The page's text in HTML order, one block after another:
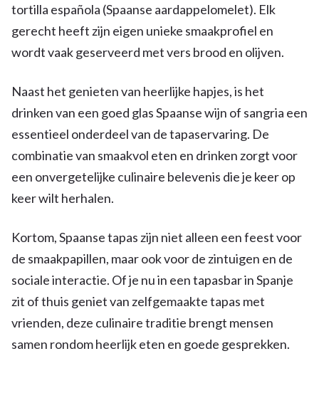
tortilla española (Spaanse aardappelomelet). Elk
gerecht heeft zijn eigen unieke smaakprofiel en
wordt vaak geserveerd met vers brood en olijven.
Naast het genieten van heerlijke hapjes, is het
drinken van een goed glas Spaanse wijn of sangria een
essentieel onderdeel van de tapaservaring. De
combinatie van smaakvol eten en drinken zorgt voor
een onvergetelijke culinaire belevenis die je keer op
keer wilt herhalen.
Kortom, Spaanse tapas zijn niet alleen een feest voor
de smaakpapillen, maar ook voor de zintuigen en de
sociale interactie. Of je nu in een tapasbar in Spanje
zit of thuis geniet van zelfgemaakte tapas met
vrienden, deze culinaire traditie brengt mensen
samen rondom heerlijk eten en goede gesprekken.